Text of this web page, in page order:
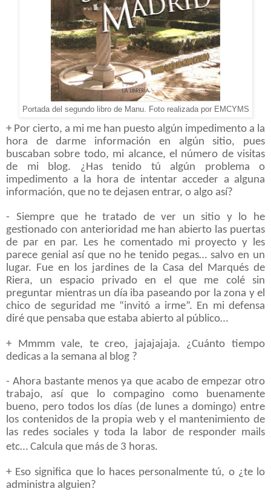
Portada del segundo libro de Manu. Foto realizada por EMCYMS
+ Por cierto, a mi me han puesto algún impedimento a la
hora de darme información en algún sitio, pues
buscaban sobre todo, mi alcance, el número de visitas
de mi blog. ¿ Has tenido tú algún problema o
impedimento a la hora de intentar acceder a alguna
información, que no te dejasen entrar, o algo así?
- Siempre que he tratado de ver un sitio y lo he
gestionado con anterioridad me han abierto las puertas
de par en par. Les he comentado mi proyecto y les
parece genial así que no he tenido pegas… salvo en un
lugar. Fue en los jardines de la Casa del Marqués de
Riera, un espacio privado en el que me colé sin
preguntar mientras un día iba paseando por la zona y el
chico de seguridad me “invitó a irme”. En mi defensa
diré que pensaba que estaba abierto al público…
+ Mmmm vale, te creo, jajajajaja. ¿Cuánto tiempo
dedicas a la semana al blog ?
- Ahora bastante menos ya que acabo de empezar otro
trabajo, así que lo compagino como buenamente
bueno, pero todos los días (de lunes a domingo) entre
los contenidos de la propia web y el mantenimiento de
las redes sociales y toda la labor de responder mails
etc… Calcula que más de 3 horas.
+ Eso significa que lo haces personalmente tú, o ¿te lo
administra alguien?